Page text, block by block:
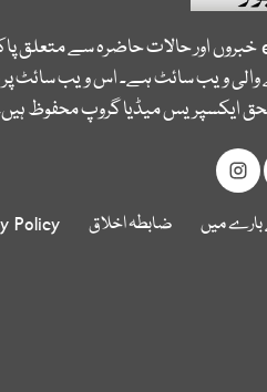
خبروں اور حالات حاضرہ سے متعلق
ویب سائٹ ہے۔ اس ویب سائٹ پر
ایکسپریس میڈیا گروپ محفوظ
میں ضابطہ اخلاق Policy